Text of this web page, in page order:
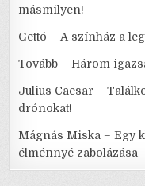
másmilyen!
Gettó – A színház a
Tovább – Három
Julius Caesar –
drónokat!
Mágnás Miska – Egy
élménnyé zabolázása